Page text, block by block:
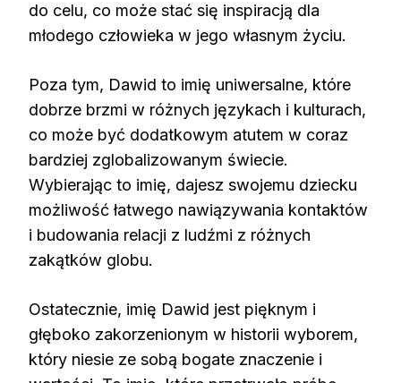
do celu, co może stać się inspiracją dla
młodego człowieka w jego własnym życiu.
Poza tym, Dawid to imię uniwersalne, które
dobrze brzmi w różnych językach i kulturach,
co może być dodatkowym atutem w coraz
bardziej zglobalizowanym świecie.
Wybierając to imię, dajesz swojemu dziecku
możliwość łatwego nawiązywania kontaktów
i budowania relacji z ludźmi z różnych
zakątków globu.
Ostatecznie, imię Dawid jest pięknym i
głęboko zakorzenionym w historii wyborem,
który niesie ze sobą bogate znaczenie i